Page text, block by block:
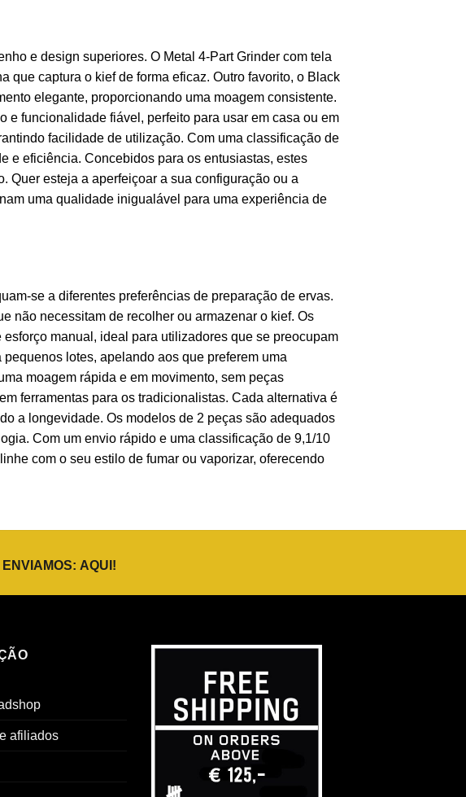
e design superiores. O Metal 4-Part Grinder com tela
que captura o kief de forma eficaz. Outro favorito, o Black
elegante, proporcionando uma moagem consistente.
e funcionalidade fiável, perfeito para usar em casa ou em
facilidade de utilização. Com uma classificação de
e eficiência. Concebidos para os entusiastas, estes
Quer esteja a aperfeiçoar a sua configuração ou a
uma qualidade inigualável para uma experiência de
se a diferentes preferências de preparação de ervas.
não necessitam de recolher ou armazenar o kief. Os
manual, ideal para utilizadores que se preocupam
lotes, apelando aos que preferem uma
moagem rápida e em movimento, sem peças
ferramentas para os tradicionalistas. Cada alternativa é
a longevidade. Os modelos de 2 peças são adequados
Com um envio rápido e uma classificação de 9,1/10
com o seu estilo de fumar ou vaporizar, oferecendo
AQUI !
afiliados